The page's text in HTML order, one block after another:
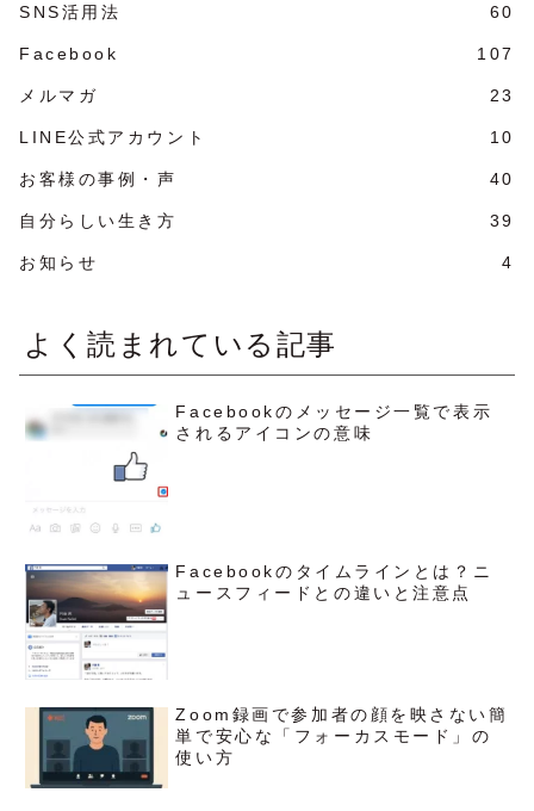
SNS活用法 60
Facebook 107
メルマガ 23
LINE公式アカウント 10
お客様の事例・声 40
自分らしい生き方 39
お知らせ 4
よく読まれている記事
Facebookのメッセージ一覧で表示
されるアイコンの意味
Facebookのタイムラインとは？ニ
ュースフィードとの違いと注意点
Zoom録画で参加者の顔を映さない簡
単で安心な「フォーカスモード」の
使い方